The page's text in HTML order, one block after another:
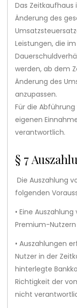
Das
Änderung des
Leistungen, die
werden, ab dem
Änderung des
anzupassen.
Für die
eigenen
verantwortlich.
§ 7
Die Auszahlung
folgenden
• Eine
Premium-
• Auszahlungen
Nutzer in der
hinterlegte
Richtigkeit der
nicht